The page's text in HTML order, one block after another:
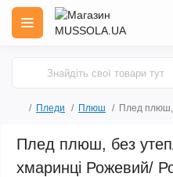
Пледи Плюш Плед плюш,
Плед плюш, без
хмаринці Рожевий/